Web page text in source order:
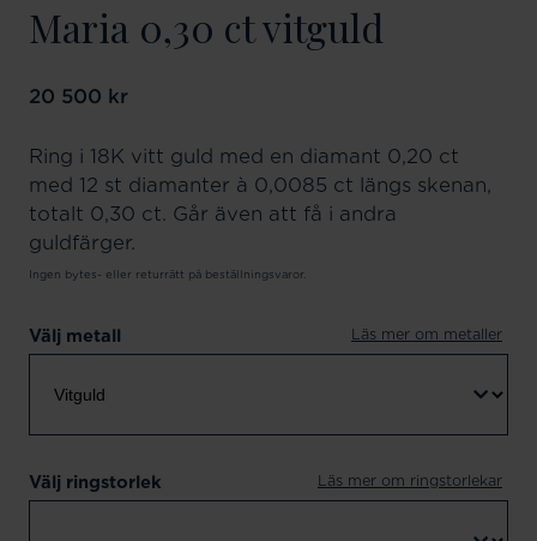
Maria 0,30 ct vitguld
Pris:20 500 kr
20 500 kr
Ring i 18K vitt guld med en diamant 0,20 ct
med 12 st diamanter à 0,0085 ct längs skenan,
totalt 0,30 ct. Går även att få i andra
guldfärger.
Ingen bytes- eller returrätt på beställningsvaror.
Välj metall Läs mer om metaller
Välj ringstorlek Läs mer om ringstorlekar